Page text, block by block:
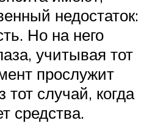
недостаток:
Но на него
учитывая тот
прослужит
тот случай, когда
средства.